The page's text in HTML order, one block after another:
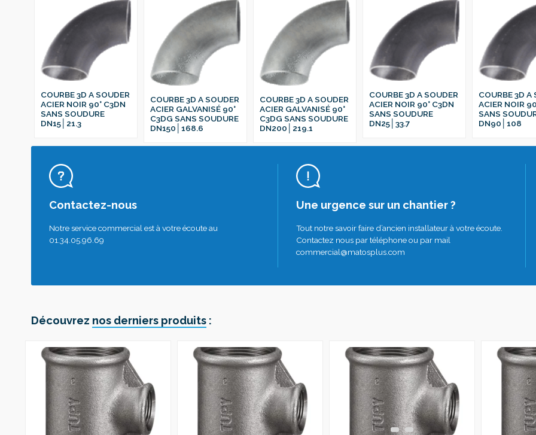
COURBE 3D A SOUDER
ACIER NOIR 90° C3DN
SANS SOUDURE
DN15│21.3
COURBE 3D A SOUDER
ACIER GALVANISÉ 90°
C3DG SANS SOUDURE
DN150│168.6
COURBE 3D A SOUDER
ACIER GALVANISÉ 90°
C3DG SANS SOUDURE
DN200│219.1
COURBE 3D A SOUDER
ACIER NOIR 90° C3DN
SANS SOUDURE
DN25│33.7
COURBE 3D A
ACIER NOIR
SANS
DN90│108
Contactez-nous
Notre service commercial est à votre écoute au
01.34.05.96.69
Une urgence sur un chantier ?
Tout notre savoir faire d’ancien installateur à votre écoute.
Contactez nous par téléphone ou par mail
commercial@matosplus.com
Découvrez nos derniers produits :